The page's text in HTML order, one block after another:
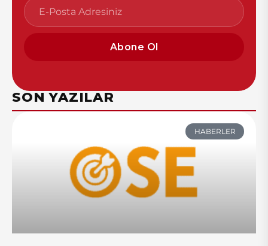
Abone Ol
SON YAZILAR
HABERLER